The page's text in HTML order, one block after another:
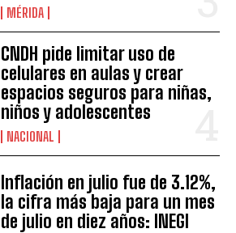
MÉRIDA
CNDH pide limitar uso de
celulares en aulas y crear
espacios seguros para niñas,
niños y adolescentes
NACIONAL
Inflación en julio fue de 3.12%,
la cifra más baja para un mes
de julio en diez años: INEGI